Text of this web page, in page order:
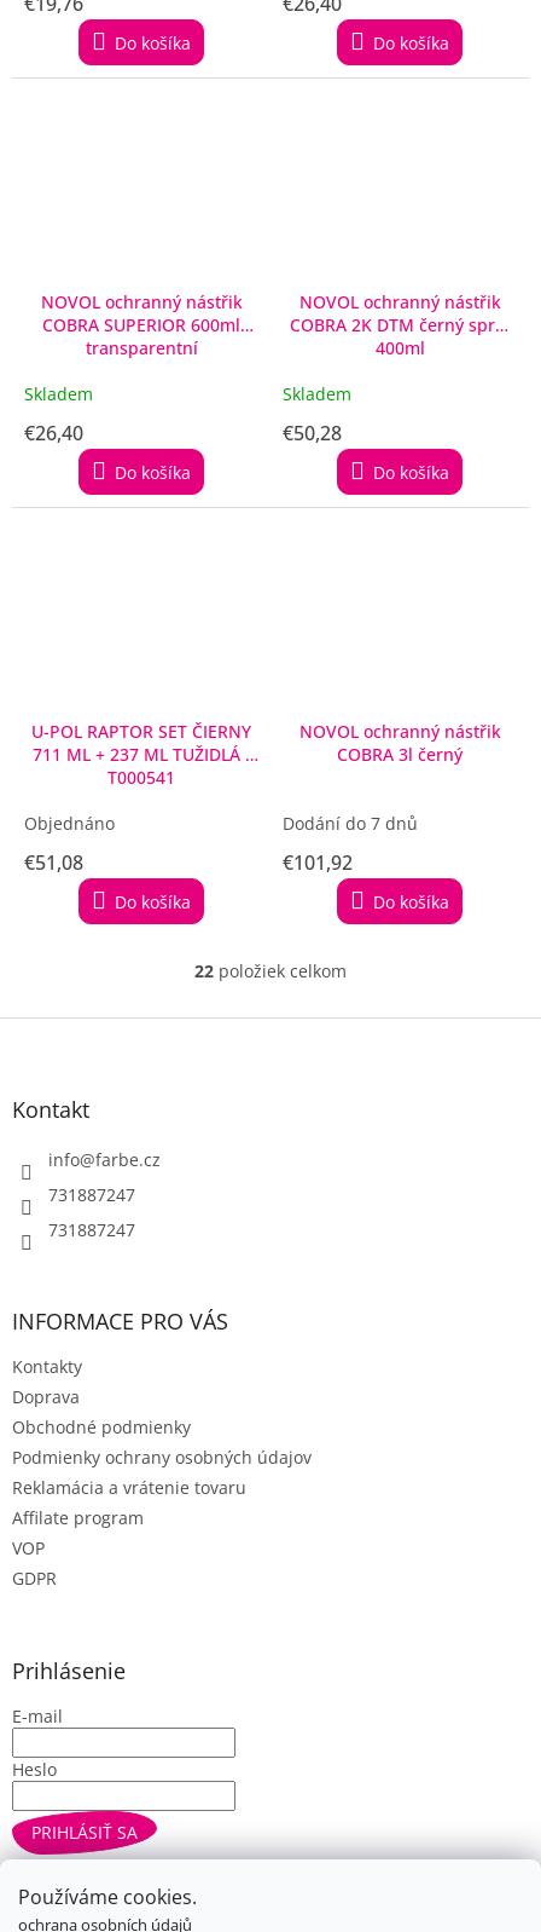
Používáme cookies.
ochrana osobních údajů
Do košíka Do košíka
NOVOL ochranný nástřik
COBRA SUPERIOR 600ml
transparentní
Skladem
€26,40
Do košíka
NOVOL ochranný nástřik
COBRA 2K DTM černý sprej
400ml
Skladem
€50,28
Do košíka
U-POL RAPTOR SET ČIERNY
711 ML + 237 ML TUŽIDLÁ -
T000541
Objednáno
€51,08
Do košíka
NOVOL ochranný nástřik
COBRA 3l černý
Dodání do 7 dnů
€101,92
Do košíka
O
l
22 položiek celkom
Z
Kontakt
info@farbe.cz
731887247
731887247
INFORMACE PRO VÁS
Kontakty
Doprava
Obchodné podmienky
Podmienky ochrany osobných údajov
Reklamácia a vrátenie tovaru
Affilate program
VOP
GDPR
Prihlásenie
E-mail
Heslo
PRIHLÁSIŤ SA
Nová registráciaZabudnuté heslo